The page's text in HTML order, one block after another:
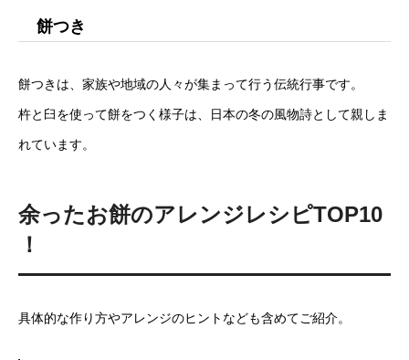
餅つき
餅つきは、家族や地域の人々が集まって行う伝統行事です。
杵と臼を使って餅をつく様子は、日本の冬の風物詩として親しま
れています。
余ったお餅のアレンジレシピTOP10
！
具体的な作り方やアレンジのヒントなども含めてご紹介。